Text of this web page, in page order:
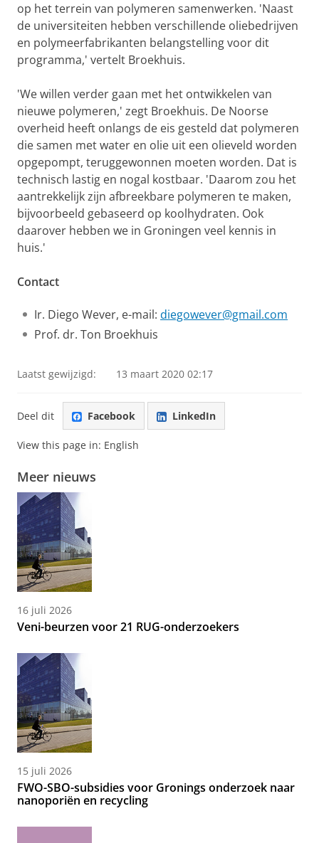
op het terrein van polymeren samenwerken. 'Naast
de universiteiten hebben verschillende oliebedrijven
en polymeerfabrikanten belangstelling voor dit
programma,' vertelt Broekhuis.
'We willen verder gaan met het ontwikkelen van
nieuwe polymeren,' zegt Broekhuis. De Noorse
overheid heeft onlangs de eis gesteld dat polymeren
die samen met water en olie uit een olieveld worden
opgepompt, teruggewonnen moeten worden. Dat is
technisch lastig en nogal kostbaar. 'Daarom zou het
aantrekkelijk zijn afbreekbare polymeren te maken,
bijvoorbeeld gebaseerd op koolhydraten. Ook
daarover hebben we in Groningen veel kennis in
huis.'
Contact
Ir. Diego Wever, e-mail: diegowever@gmail.com
Prof. dr. Ton Broekhuis
Laatst gewijzigd: 13 maart 2020 02:17
Deel dit Facebook LinkedIn
View this page in: English
Meer nieuws
16 juli 2026
Veni-beurzen voor 21 RUG-onderzoekers
15 juli 2026
FWO-SBO-subsidies voor Gronings onderzoek naar
nanoporiën en recycling